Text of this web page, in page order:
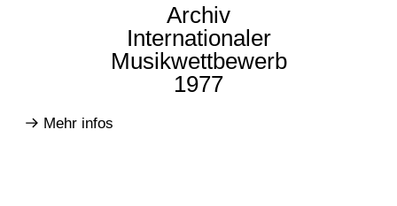
Archiv
Internationaler
Musikwettbewerb
1977
Mehr infos